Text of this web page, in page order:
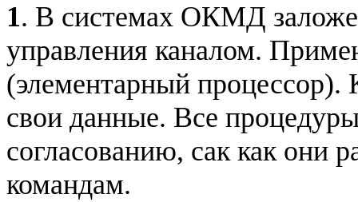
1. В системах ОКМД
управления каналом.
(элементарный процессор).
свои данные. Все
согласованию, сак как они
командам.